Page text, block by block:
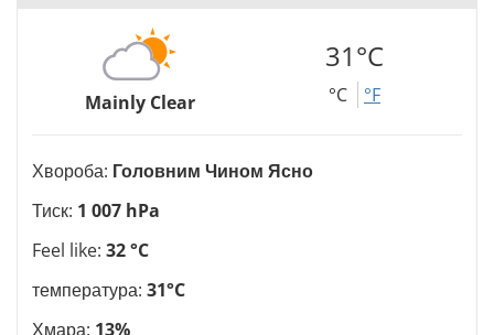
Mainly Clear
31°C
°C °F
Хвороба: Головним Чином Ясно
Тиск: 1 007 hPa
Feel like: 32 °C
температура: 31°C
Хмара: 13%